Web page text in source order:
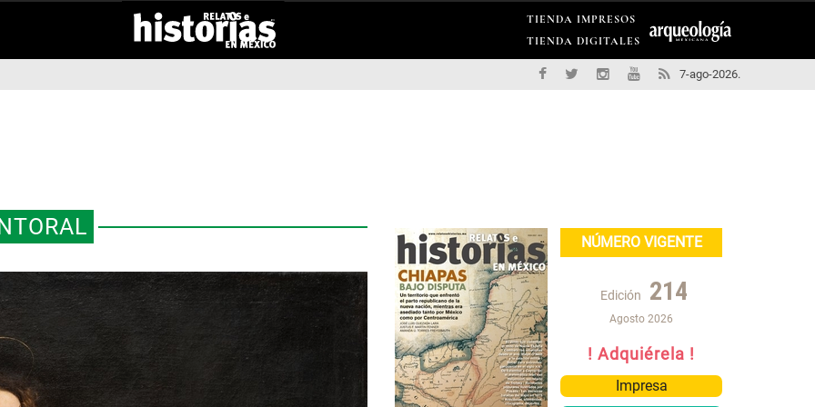
TIENDA IMPRESOS
TIENDA DIGITALES
7-ago-2026.
NÚMERO VIGENTE
Edición 214
Agosto 2026
! Adquiérela !
Impresa